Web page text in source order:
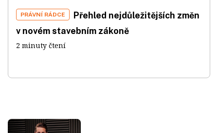
PRÁVNÍ RÁDCE
Přehled nejdůležitějších změn
v novém stavebním zákoně
2 minuty čtení